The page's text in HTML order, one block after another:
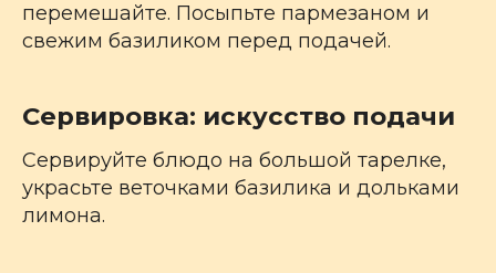
перемешайте. Посыпьте пармезаном и
свежим базиликом перед подачей.
Сервировка: искусство подачи
Сервируйте блюдо на большой тарелке,
украсьте веточками базилика и дольками
лимона.